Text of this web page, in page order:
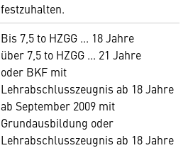
festzuhalten.
Bis 7,5 to HZGG ... 18 Jahre
über 7,5 to HZGG ... 21 Jahre
oder BKF mit
Lehrabschlusszeugnis ab 18 Jahre
ab September 2009 mit
Grundausbildung oder
Lehrabschlusszeugnis ab 18 Jahre